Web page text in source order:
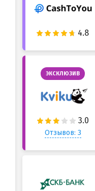
ЭКСКЛЮЗИВ
Отзывов: 3